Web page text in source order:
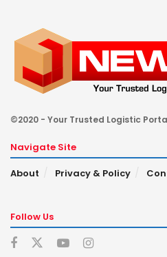
©2020 - Your Trusted Logistic
Navigate Site
About
Privacy & Policy
Follow Us